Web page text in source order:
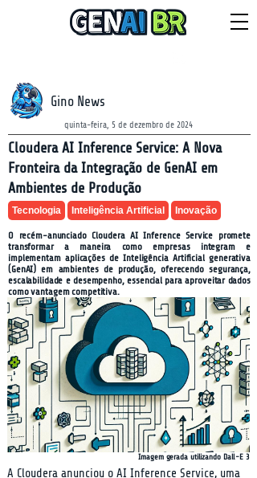
Gino News
quinta-feira, 5 de dezembro de 2024
Cloudera AI Inference Service: A Nova
Fronteira da Integração de GenAI em
Ambientes de Produção
Tecnologia Inteligência Artificial Inovação
O recém-anunciado Cloudera AI Inference Service promete
transformar a maneira como empresas integram e
implementam aplicações de Inteligência Artificial generativa
(GenAI) em ambientes de produção, oferecendo segurança,
escalabilidade e desempenho, essencial para aproveitar dados
como vantagem competitiva.
Imagem gerada utilizando Dall-E 3
A Cloudera anunciou o AI Inference Service, uma